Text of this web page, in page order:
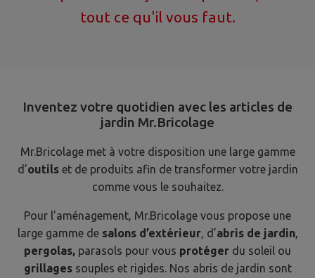
tout ce qu'il vous faut.
Inventez votre quotidien avec les articles de
jardin Mr.Bricolage
Mr.Bricolage met à votre disposition une large gamme
d’outilset de produits afin de transformer votre jardin
comme vous le souhaitez.
Pour l’aménagement, Mr.Bricolage vous propose une
large gamme de salons d’extérieur, d’abris de jardin,
pergolas, parasols pour vous protéger du soleil ou
grillages souples et rigides. Nos abris de jardin sont